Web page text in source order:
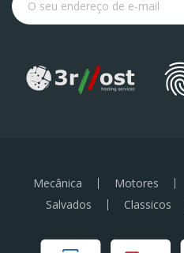
Mecânica Motores
Salvados
Classicos